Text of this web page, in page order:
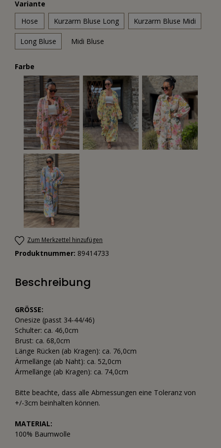
Variante
Hose
Kurzarm Bluse Long Kurzarm Bluse Midi
Long Bluse Midi Bluse
Farbe
Zum Merkzettel hinzufügen
Produktnummer: 89414733
Beschreibung
GRÖSSE:
Onesize (passt 34-44/46)
Schulter: ca. 46,0cm
Brust: ca. 68,0cm
Länge Rücken (ab Kragen): ca. 76,0cm
Ärmellänge (ab Naht): ca. 52,0cm
Ärmellänge (ab Kragen): ca. 74,0cm
Bitte beachte, dass alle Abmessungen eine Toleranz von
+/-3cm beinhalten können.
MATERIAL:
100% Baumwolle